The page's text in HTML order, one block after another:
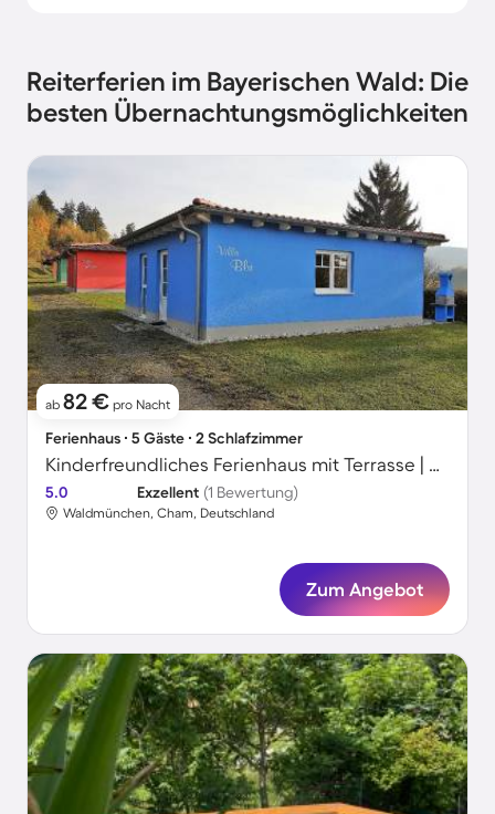
Reiterferien im Bayerischen Wald: Die
besten Übernachtungsmöglichkeiten
ab 82 € pro Nacht
Ferienhaus ∙ 5 Gäste ∙ 2 Schlafzimmer
Kinderfreundliches Ferienhaus mit Terrasse | Strand in der Nähe
5.0 Exzellent (1 Bewertung)
Waldmünchen, Cham, Deutschland
Zum Angebot